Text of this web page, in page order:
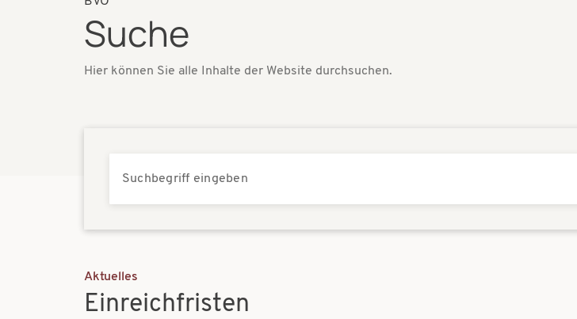
Pfadnavigation
Suche
Hier können Sie alle Inhalte der Website durchsuchen.
Suchbegriff eingeben
Aktuelles
Einreichfristen